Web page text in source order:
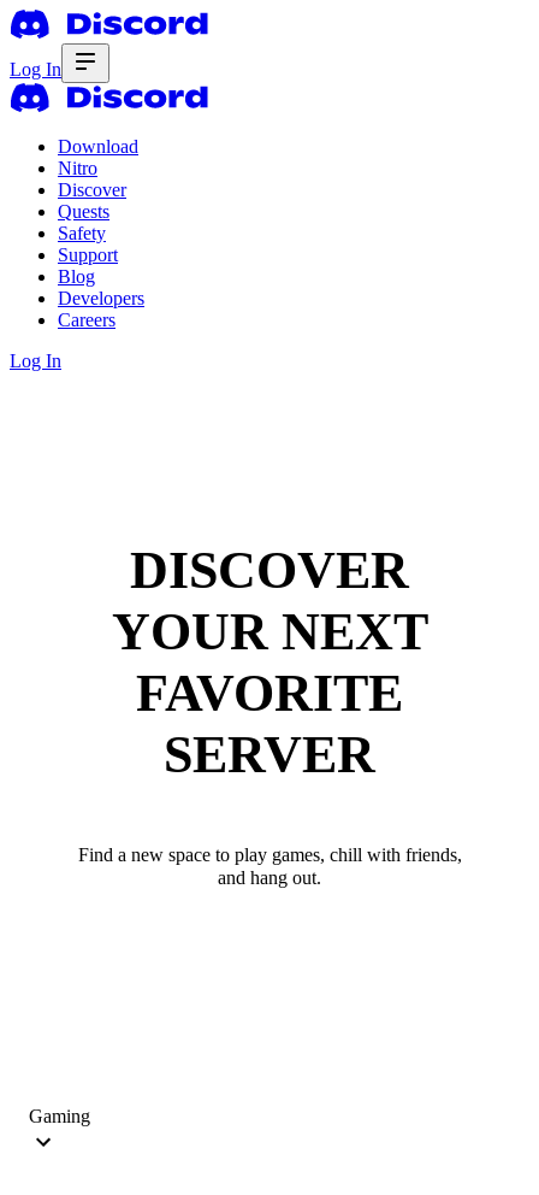
Log In
Download
Nitro
Discover
Quests
Safety
Support
Blog
Developers
Careers
Log In
DISCOVER
YOUR NEXT
FAVORITE
SERVER
Find a new space to play games, chill with friends,
and hang out.
Gaming